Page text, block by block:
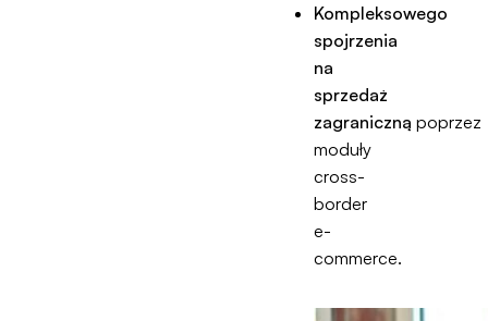
Kompleksowego
spojrzenia
na
sprzedaż
zagraniczną poprzez
moduły
cross-
border
e-
commerce.